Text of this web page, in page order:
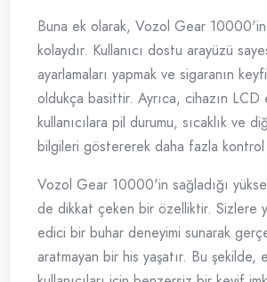
Buna ek olarak, Vozol Gear 10000'in
kolaydır. Kullanıcı dostu arayüzü
ayarlamaları yapmak ve sigaranın
oldukça basittir. Ayrıca, cihazın LCD
kullanıcılara pil durumu, sıcaklık ve
bilgileri göstererek daha fazla kontrol
Vozol Gear 10000'in sağladığı
de dikkat çeken bir özelliktir. Sizlere
edici bir buhar deneyimi sunarak
aratmayan bir his yaşatır. Bu şekilde,